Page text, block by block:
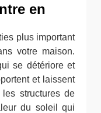
en
plus important
votre maison.
se détériore et
et laissent
structures de
du soleil qui